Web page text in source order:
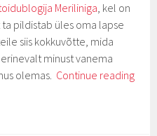
Meriliniga, kel on
pildistab üles oma lapse
siis kokkuvõtte, mida
minust vanema
olemas. Continue reading